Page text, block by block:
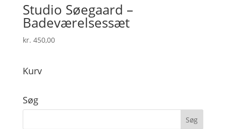
Studio Søegaard –
Badeværelsessæt
kr. 450,00
Kurv
Søg